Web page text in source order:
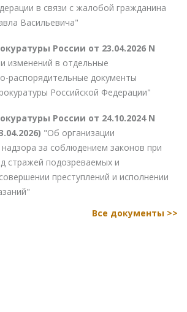
в связи с жалобой гражданина
Васильевича"
России от 23.04.2026 N
изменений в отдельные
распорядительные документы
Российской Федерации"
России от 24.10.2024 N
"Об организации
надзора за соблюдением законов при
стражей подозреваемых и
преступлений и исполнении
Все документы >>